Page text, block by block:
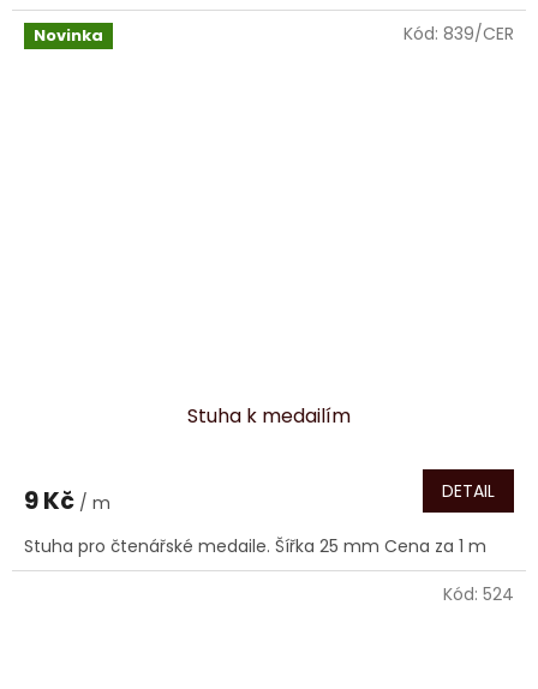
Novinka
Stuha k medailím
9 Kč / m DETAIL
Stuha pro čtenářské medaile. Šířka 25 mm Cena za 1 m
Kód: 839/CER
Kód: 524